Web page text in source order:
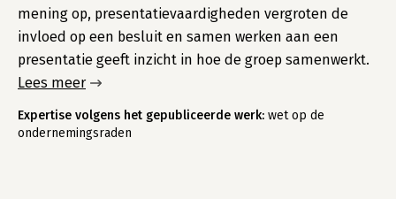
mening op, presentatievaardigheden vergroten de
invloed op een besluit en samen werken aan een
presentatie geeft inzicht in hoe de groep samenwerkt.
Lees meer
Expertise volgens het gepubliceerde werk: wet op de
ondernemingsraden